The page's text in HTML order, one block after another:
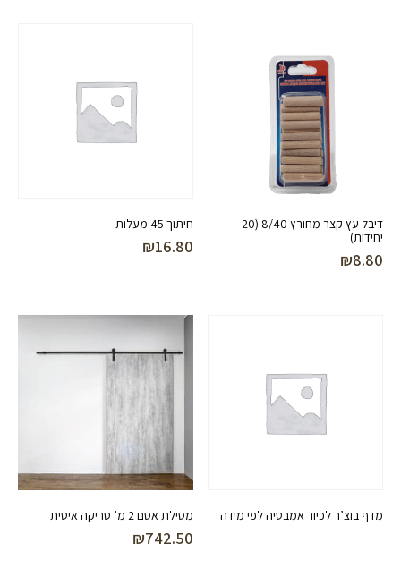
דיבל עץ קצר מחורץ 8/40 (20
יחידות)
₪8.80
חיתוך 45 מעלות
₪16.80
מדף בוצ’ר לכיור אמבטיה לפי מידה מסילת אסם 2 מ’ טריקה איטית
₪742.50